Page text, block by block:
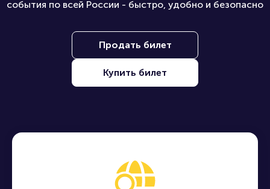
события по всей России - быстро, удобно и безопасно
Продать билет
Купить билет